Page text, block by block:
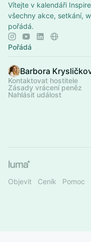
Vítejte v kalendáři
všechny akce, setkání,
pořádá.
Pořádá
Barbora
Kontaktovat hostitele
Zásady vrácení peněz
Nahlásit událost
Objevit Ceník Pomoc